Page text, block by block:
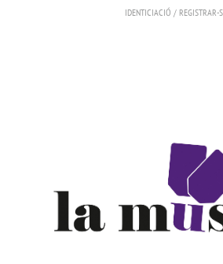
IDENTICIACIÓ / REGISTRAR-